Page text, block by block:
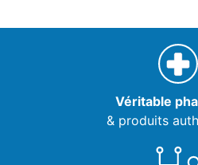
Véritable
& produits